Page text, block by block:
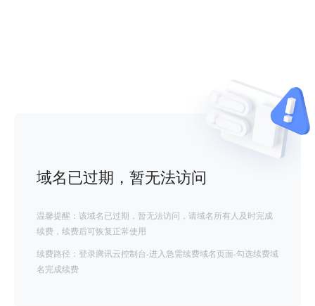
域名已过期，暂无法访问
温馨提醒：该域名已过期，暂无法访问，请域名所有人及时完成
续费，续费后可恢复正常使用
续费路径：登录腾讯云控制台-进入急需续费域名页面-勾选续费域
名完成续费